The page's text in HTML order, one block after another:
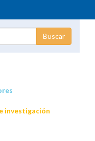
investigación